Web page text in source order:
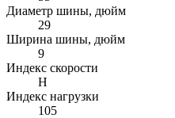
Диаметр шины, дюйм
29
Ширина шины, дюйм
9
Индекс скорости
H
Индекс нагрузки
105